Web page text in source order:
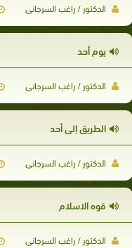
الدكتور / راغب السرجانى
يوم أحد
الدكتور / راغب السرجانى
الطريق إلى أحد
الدكتور / راغب السرجانى
قوه الاسلام
الدكتور / راغب السرجانى